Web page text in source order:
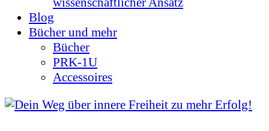
Blog
Bücher und mehr
Bücher
PRK-1U
Accessoires